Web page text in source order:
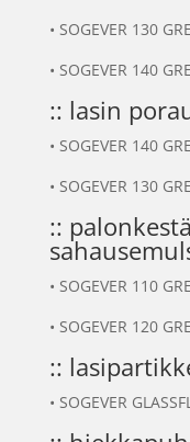
• SOGEVER 130
• SOGEVER 140
:: lasin
• SOGEVER 140
• SOGEVER 130
::
• SOGEVER 110
• SOGEVER 120
::
• SOGEVER